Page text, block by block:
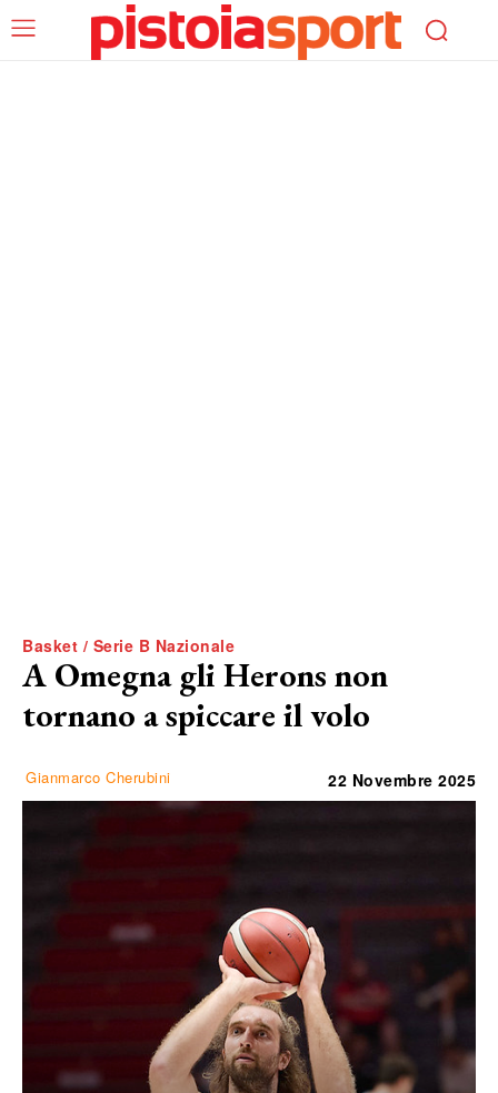
Basket / Serie B Nazionale
A Omegna gli Herons non
tornano a spiccare il volo
Gianmarco Cherubini 22 Novembre 2025